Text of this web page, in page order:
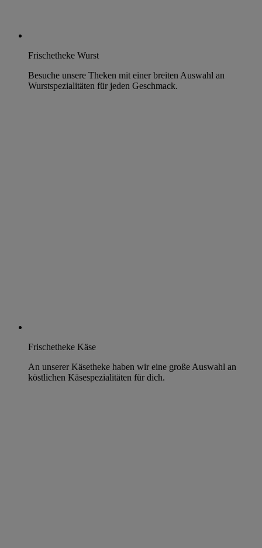
Frischetheke Wurst
Besuche unsere Theken mit einer breiten Auswahl an
Wurstspezialitäten für jeden Geschmack.
Frischetheke Käse
An unserer Käsetheke haben wir eine große Auswahl an
köstlichen Käsespezialitäten für dich.